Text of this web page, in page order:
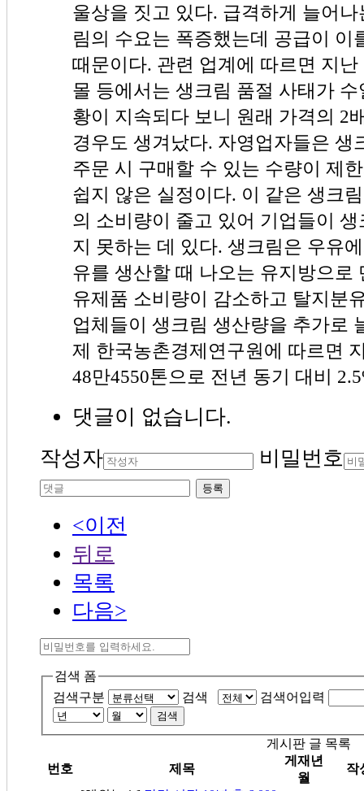
울상을 짓고 있다. 급격하게 늘어
림의 수요는 폭증했는데 공급이 이
때문이다. 관련 업계에 따르면 지
몰 등에서는 생크림 품절 사태가
황이 지속되다 보니 원래 가격의 2
경우도 생겨났다. 자영업자들은 생
주문 시 구매할 수 있는 수량이 제
쉽지 않은 실정이다. 이 같은 생크
의 소비량이 줄고 있어 기업들이
지 못하는 데 있다. 생크림은 우유
유를 생산할 때 나오는 유지방으로
유제품 소비량이 감소하고 탈지분
업체들이 생크림 생산량을 추가로
제 한국농촌경제연구원에 따르면
48만4550톤으로 전년 동기 대비
댓글이 없습니다.
작성자
비밀번호
등록
<이전
뒤로
목록
다음>
검색 폼
검색구분
검색 검색어입력
검색
게시판 글 목록
번호
제목
게재년
월
작